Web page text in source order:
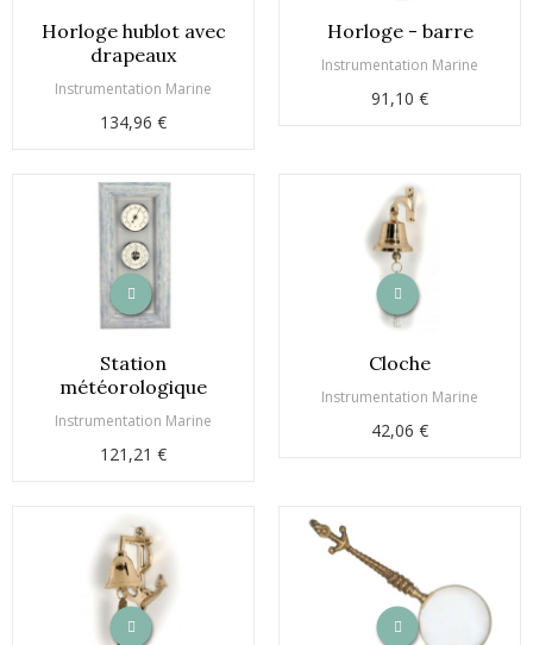
Horloge hublot avec
drapeaux
Instrumentation Marine
134,96 €
Horloge - barre
Instrumentation Marine
91,10 €
Station
météorologique
Instrumentation Marine
121,21 €
Cloche
Instrumentation Marine
42,06 €